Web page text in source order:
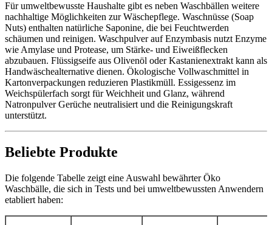
Für umweltbewusste Haushalte gibt es neben Waschbällen weitere
nachhaltige Möglichkeiten zur Wäschepflege. Waschnüsse (Soap
Nuts) enthalten natürliche Saponine, die bei Feuchtwerden
schäumen und reinigen. Waschpulver auf Enzymbasis nutzt Enzyme
wie Amylase und Protease, um Stärke- und Eiweißflecken
abzubauen. Flüssigseife aus Olivenöl oder Kastanienextrakt kann als
Handwäsche­alternative dienen. Ökologische Vollwaschmittel in
Kartonverpackungen reduzieren Plastikmüll. Essigessenz im
Weichspülerfach sorgt für Weichheit und Glanz, während
Natronpulver Gerüche neutralisiert und die Reinigungskraft
unterstützt.
Beliebte Produkte
Die folgende Tabelle zeigt eine Auswahl bewährter Öko
Waschbälle, die sich in Tests und bei umweltbewussten Anwendern
etabliert haben: